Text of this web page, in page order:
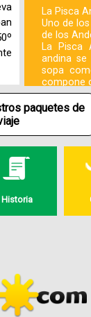
La Pisca
Uno de
de los
La Pisca
andina
sopa
compone
aromatiza
paquetes de
Historia